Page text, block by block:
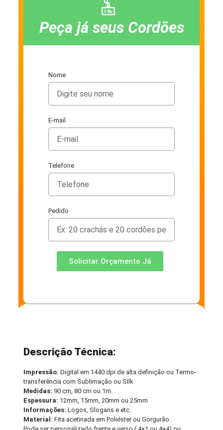
Peça já seus Cordões
Nome
E-mail
Telefone
Pedido
Solicitar Orçamento Já
Descrição Técnica:
Impressão: Digital em 1440 dpi de alta definição ou Termo-
transferência com Sublimação ou SIlk
Medidas: 90 cm, 80 cm ou 1m.
Espessura: 12mm, 15mm, 20mm ou 25mm
Informações:Logos, Slogans e etc.
Material: Fita acetinada em Poliéster ou Gorgurão.